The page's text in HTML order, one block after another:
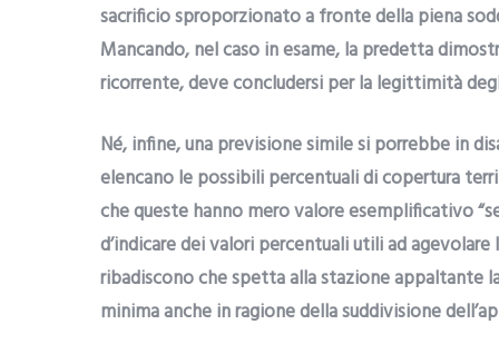
sacrificio sproporzionato a fronte della piena
Mancando, nel caso in esame, la predetta
ricorrente, deve concludersi per la legittimità
Né, infine, una previsione simile si porrebbe in
elencano le possibili percentuali di copertura
che queste hanno mero valore esemplificativo
d’indicare dei valori percentuali utili ad
ribadiscono che spetta alla stazione appaltante
minima anche in ragione della suddivisione